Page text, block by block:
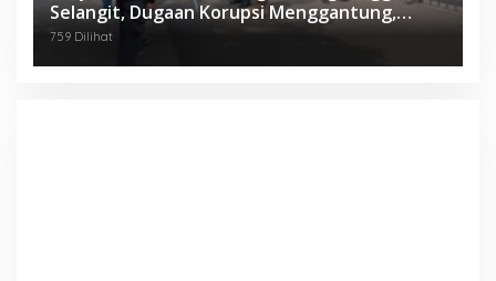
Selangit, Dugaan Korupsi Menggantung,
Mahasiswa Geruduk Kejari Bekasi!
759 Dilihat